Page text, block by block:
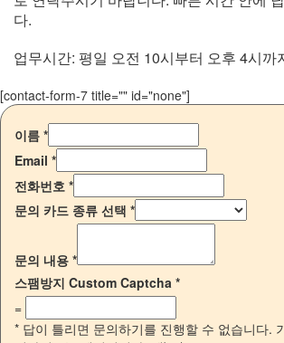
다.
업무시간: 평일 오전 10시부터 오후 4시까
[contact-form-7 title="" id="none"]
이름 *
Email *
전화번호 *
문의 카드 종류 선택 *
문의 내용 *
스팸방지 Custom Captcha *
=
* 답이 틀리면 문의하기를 진행할 수 없습니다.